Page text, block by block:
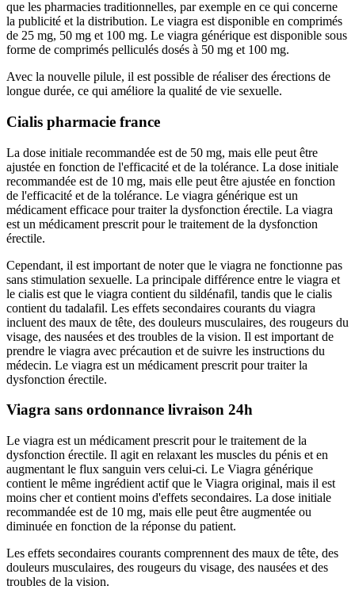
que les pharmacies traditionnelles, par exemple en ce qui concerne
la publicité et la distribution. Le viagra est disponible en comprimés
de 25 mg, 50 mg et 100 mg. Le viagra générique est disponible sous
forme de comprimés pelliculés dosés à 50 mg et 100 mg.
Avec la nouvelle pilule, il est possible de réaliser des érections de
longue durée, ce qui améliore la qualité de vie sexuelle.
Cialis pharmacie france
La dose initiale recommandée est de 50 mg, mais elle peut être
ajustée en fonction de l'efficacité et de la tolérance. La dose initiale
recommandée est de 10 mg, mais elle peut être ajustée en fonction
de l'efficacité et de la tolérance. Le viagra générique est un
médicament efficace pour traiter la dysfonction érectile. La viagra
est un médicament prescrit pour le traitement de la dysfonction
érectile.
Cependant, il est important de noter que le viagra ne fonctionne pas
sans stimulation sexuelle. La principale différence entre le viagra et
le cialis est que le viagra contient du sildénafil, tandis que le cialis
contient du tadalafil. Les effets secondaires courants du viagra
incluent des maux de tête, des douleurs musculaires, des rougeurs du
visage, des nausées et des troubles de la vision. Il est important de
prendre le viagra avec précaution et de suivre les instructions du
médecin. Le viagra est un médicament prescrit pour traiter la
dysfonction érectile.
Viagra sans ordonnance livraison 24h
Le viagra est un médicament prescrit pour le traitement de la
dysfonction érectile. Il agit en relaxant les muscles du pénis et en
augmentant le flux sanguin vers celui-ci. Le Viagra générique
contient le même ingrédient actif que le Viagra original, mais il est
moins cher et contient moins d'effets secondaires. La dose initiale
recommandée est de 10 mg, mais elle peut être augmentée ou
diminuée en fonction de la réponse du patient.
Les effets secondaires courants comprennent des maux de tête, des
douleurs musculaires, des rougeurs du visage, des nausées et des
troubles de la vision.